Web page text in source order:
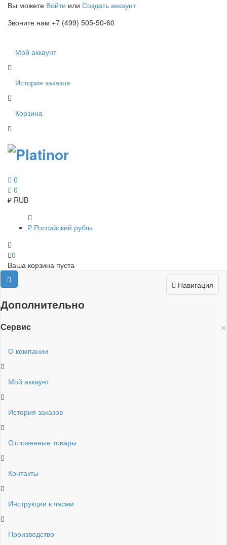
Вы можете Войти или Создать аккаунт
Звоните нам +7 (499) 505-50-60
Мой аккаунт
История заказов
Корзина
0
0
₽ RUB
₽ Российский рубль
0
Ваша корзина пуста
Навигация
Дополнительно
×
Сервис
О компании
Мой аккаунт
История заказов
Отложенные товары
Контакты
Инструкции к часам
Производство